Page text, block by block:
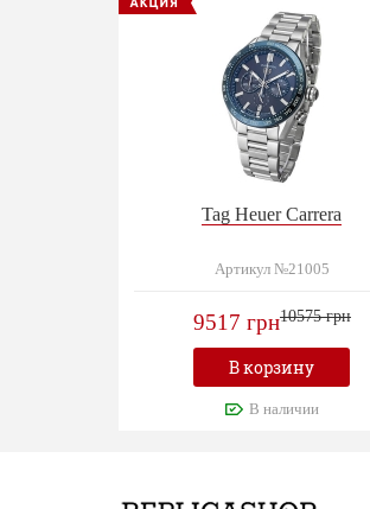
Tag Heuer Carrera
Артикул №21005
9517 грн10575 грн
В корзину
В наличии